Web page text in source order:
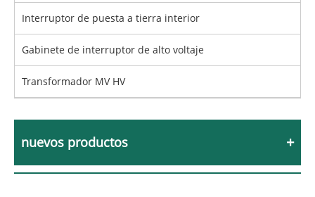
Interruptor de puesta a tierra interior
Gabinete de interruptor de alto voltaje
Transformador MV HV
nuevos productos